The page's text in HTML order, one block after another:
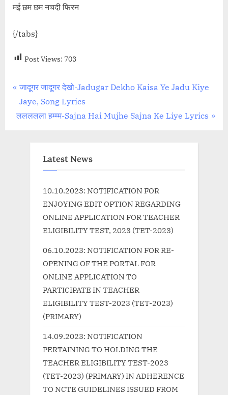
मई छम छम नचदी फिरन
{/tabs}
Post Views: 703
Post
navigation
P
r
e
जादूगर जादूगर देखो-Jadugar Dekho Kaisa Ye Jadu Kiye
Jaye, Song Lyrics
N
ललललला हम्म्म-Sajna Hai Mujhe Sajna Ke Liye Lyrics
Latest News
10.10.2023: NOTIFICATION FOR
ENJOYING EDIT OPTION REGARDING
ONLINE APPLICATION FOR TEACHER
ELIGIBILITY TEST, 2023 (TET-2023)
06.10.2023: NOTIFICATION FOR RE-
OPENING OF THE PORTAL FOR
ONLINE APPLICATION TO
PARTICIPATE IN TEACHER
ELIGIBILITY TEST-2023 (TET-2023)
(PRIMARY)
14.09.2023: NOTIFICATION
PERTAINING TO HOLDING THE
TEACHER ELIGIBILITY TEST-2023
(TET-2023) (PRIMARY) IN ADHERENCE
TO NCTE GUIDELINES ISSUED FROM